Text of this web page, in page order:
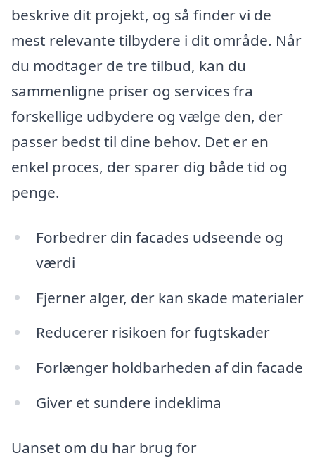
beskrive dit projekt, og så finder vi de
mest relevante tilbydere i dit område. Når
du modtager de tre tilbud, kan du
sammenligne priser og services fra
forskellige udbydere og vælge den, der
passer bedst til dine behov. Det er en
enkel proces, der sparer dig både tid og
penge.
Forbedrer din facades udseende og
værdi
Fjerner alger, der kan skade materialer
Reducerer risikoen for fugtskader
Forlænger holdbarheden af din facade
Giver et sundere indeklima
Uanset om du har brug for